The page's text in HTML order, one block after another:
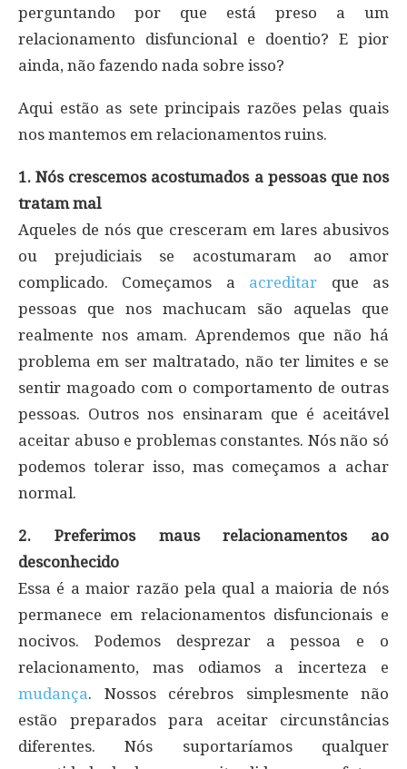
perguntando por que está preso a um
relacionamento disfuncional e doentio? E pior
ainda, não fazendo nada sobre isso?
Aqui estão as sete principais razões pelas quais
nos mantemos em relacionamentos ruins.
1. Nós crescemos acostumados a pessoas que nos
tratam mal
Aqueles de nós que cresceram em lares abusivos
ou prejudiciais se acostumaram ao amor
complicado. Começamos a acreditar que as
pessoas que nos machucam são aquelas que
realmente nos amam. Aprendemos que não há
problema em ser maltratado, não ter limites e se
sentir magoado com o comportamento de outras
pessoas. Outros nos ensinaram que é aceitável
aceitar abuso e problemas constantes. Nós não só
podemos tolerar isso, mas começamos a achar
normal.
2. Preferimos maus relacionamentos ao
desconhecido
Essa é a maior razão pela qual a maioria de nós
permanece em relacionamentos disfuncionais e
nocivos. Podemos desprezar a pessoa e o
relacionamento, mas odiamos a incerteza e
mudança. Nossos cérebros simplesmente não
estão preparados para aceitar circunstâncias
diferentes. Nós suportaríamos qualquer